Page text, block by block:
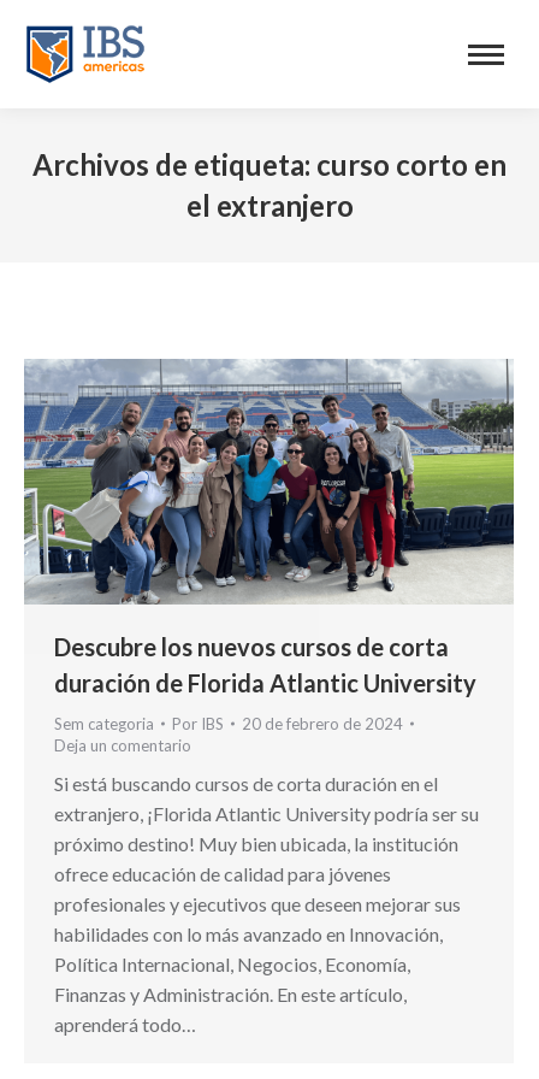
Archivos de etiqueta: curso corto en
el extranjero
Descubre los nuevos cursos de corta
duración de Florida Atlantic University
Sem categoria Por IBS
20 de febrero de 2024
Deja un comentario
Si está buscando cursos de corta duración en el
extranjero, ¡Florida Atlantic University podría ser su
próximo destino! Muy bien ubicada, la institución
ofrece educación de calidad para jóvenes
profesionales y ejecutivos que deseen mejorar sus
habilidades con lo más avanzado en Innovación,
Política Internacional, Negocios, Economía,
Finanzas y Administración. En este artículo,
aprenderá todo…